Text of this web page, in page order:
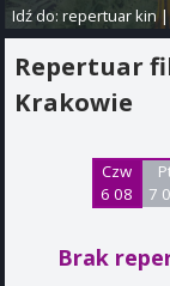
Idź do:repertuar kin
Repertuar
Krakowie
Czw
6 08
7
Brak